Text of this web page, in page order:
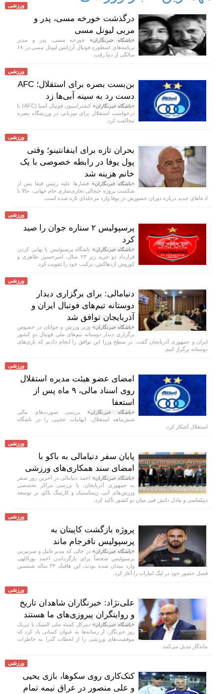
ورزشی
درگذشت خورخه مسی، پدر و
مربی لیونل مسی
«باشگاه خبرنگاران» خورخه مسی، پدر و مدیر
برنامه‌های اسطوره فوتبال آرژانتین لیونل مسی در ۶۸
سالگی از دنیا رفت.
ورزشی
بن‌بست بصره برای استقلال؛ AFC
دست رد به سینه آبی‌ها زد
«باشگاه خبرنگاران»
کنفدراسیون فوتبال آسیا (AFC) با
درخواست استقلال برای میزبانی در ورزشگاه بصره
مخالفت کرد.
ورزشی
بحران تازه برای اینفانتینو؛ وقتی
پول یوفا در رابطه خصوصی با یک
خانم هزینه شد
«باشگاه خبرنگاران» فشار‌ها علیه رئیس فیفا پس از
شکست پروژه جنجالی تجاری‌سازی جام جهانی، حالا با
ادعا‌های جدید درباره دوران حضورش در یوفا وارد مرحله‌ای تازه شده است.
ورزشی
پرسپولیس ۲ ستاره جوان را صید
کرد
«باشگاه خبرنگاران» باشگاه پرسپولیس با نهایی کردن
قرارداد دو خرید زیر ۲۳ سال، امیرحسین طاهری و
کوروش اژدهاکش، ترکیب خود را تقویت کرد.
ورزشی
دنیامالی: برای برگزاری دیدار
دوستانه تیم‌های فوتبال ایران و
آذربایجان توافق شد
«باشگاه خبرنگاران» وزیر ورزش و جوانان در خصوص
برگزاری دیدار دوستانه تیم‌های ملی فوتبال دو کشور
ایران و جمهوری آذربایجان گفت: در سطح وزرا این توافق را انجام دادیم که بازی‌های
دوستانه برگزار کنیم.
ورزشی
امضای عضو هیئت مدیره استقلال
روی اسناد مالی، ۹ ماه پس از
استعفا
«باشگاه خبرنگاران» بررسی صورت‌های مالی
شش‌ماهه استقلال، ابهامات عجیبی را در باشگاه
استقلال آشکار کرد.
ورزشی
پایان سفر دنیامالی به باکو با
امضای سند همکاری‌های ورزشی
«باشگاه خبرنگاران»احمد دنیامالی در آخرین روز سفر
به جمهوری آذربایجان، با بررسی مراکز تخصصی
ورزش‌های آبی، ژیمناستیک و کارتینگ باکو، بر توسعه
دیپلماسی و تبادل دانش فنی میان دو کشور تأکید کرد.
ورزشی
پروژه بازگشت کاپیتان به
پرسپولیس نافرجام ماند
«باشگاه خبرنگاران»در حالی که مدیرعامل و سرمربی
پرسپولیس شخصاً برای بازگرداندن احمد نوراللهی
وارد میدان شده بودند، این هافبک ۳۳ ساله ششمین
فصل حضور خود در لیگ امارات را آغاز کرد.
ورزشی
علی‌نژاد: خبرنگاران شاهدان تاریخ
و روایتگران پیروزی‌های ما هستند
«باشگاه خبرنگاران»دبیرکل کمیته ملی المپیک با تبریک
روز خبرنگار، از رسانه‌ها به عنوان کسانی یاد کرد که
موفقیت‌های ورزشی را از لحظات گذرا به خاطرات
ماندگار تبدیل می‌کنند.
ورزشی
کتک‌کاری روی سکوها، بازی یحیی
و علی منصور در عراق نیمه تمام